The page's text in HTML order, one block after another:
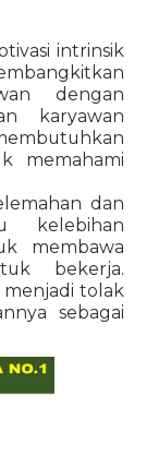
intrinsik
dengan
karyawan
memahami
dan
kelebihan
membawa
bekerja.
menjadi tolak
sebagai